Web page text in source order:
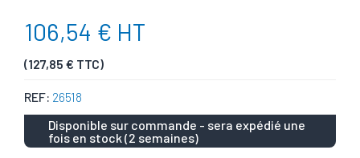
106,54 € HT
(127,85 € TTC)
REF: 26518
Disponible sur commande - sera expédié une
fois en stock (2 semaines)